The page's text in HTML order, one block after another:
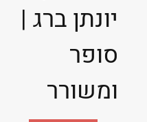
יונתן ברג |
סופר
ומשורר